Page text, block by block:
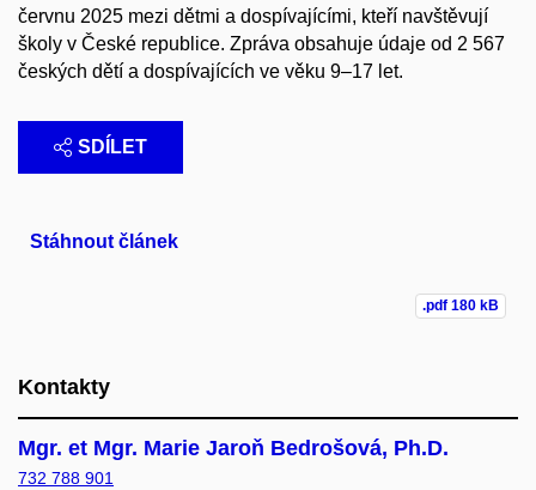
červnu 2025 mezi dětmi a dospívajícími, kteří navštěvují
školy v České republice. Zpráva obsahuje údaje od 2 567
českých dětí a dospívajících ve věku 9–17 let.
SDÍLET
Stáhnout článek
.pdf 180 kB
Kontakty
Mgr. et Mgr. Marie Jaroň Bedrošová, Ph.D.
732 788 901